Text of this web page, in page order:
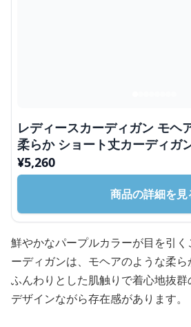
レディースカーディガン モヘ
柔らか ショート丈カーディガ
¥5,260
商品の詳細を見
鮮やかなパープルカラーが目を引
ーディガンは、モヘアのような柔ら
ふんわりとした肌触りで着心地抜
デザインながら存在感があります。